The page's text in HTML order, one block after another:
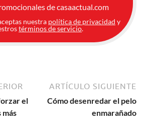
de casaactual.com
nuestra política de privacidad y
términos de servicio.
el
más
ARTÍCULO SIGUIENTE
Cómo desenredar el pelo
enmarañado